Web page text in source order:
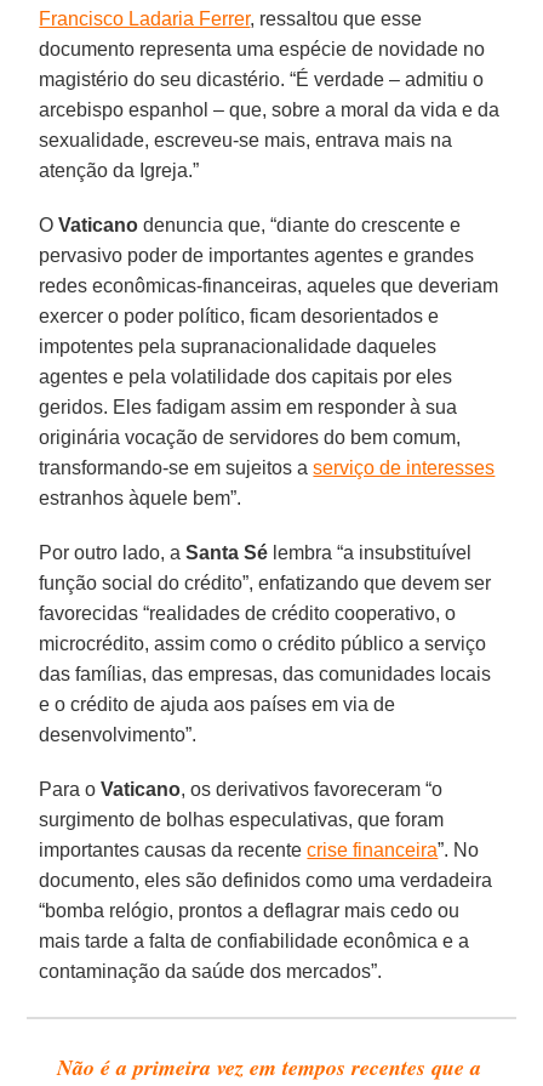
Francisco Ladaria Ferrer, ressaltou que esse
documento representa uma espécie de novidade no
magistério do seu dicastério. “É verdade – admitiu o
arcebispo espanhol – que, sobre a moral da vida e da
sexualidade, escreveu-se mais, entrava mais na
atenção da Igreja.”
OVaticano denuncia que, “diante do crescente e
pervasivo poder de importantes agentes e grandes
redes econômicas-financeiras, aqueles que deveriam
exercer o poder político, ficam desorientados e
impotentes pela supranacionalidade daqueles
agentes e pela volatilidade dos capitais por eles
geridos. Eles fadigam assim em responder à sua
originária vocação de servidores do bem comum,
transformando-se em sujeitos aserviço de interesses
estranhos àquele bem”.
Por outro lado, aSanta Sé lembra “a insubstituível
função social do crédito”, enfatizando que devem ser
favorecidas “realidades de crédito cooperativo, o
microcrédito, assim como o crédito público a serviço
das famílias, das empresas, das comunidades locais
e o crédito de ajuda aos países em via de
desenvolvimento”.
Para oVaticano, os derivativos favoreceram “o
surgimento de bolhas especulativas, que foram
importantes causas da recentecrise financeira”. No
documento, eles são definidos como uma verdadeira
“bomba relógio, prontos a deflagrar mais cedo ou
mais tarde a falta de confiabilidade econômica e a
contaminação da saúde dos mercados”.
Não é a primeira vez em tempos recentes que a